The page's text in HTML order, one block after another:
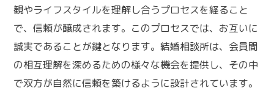
観やライフスタイルを理解し合うプロセスを経ること
で、信頼が醸成されます。このプロセスでは、お互いに
誠実であることが鍵となります。結婚相談所は、会員間
の相互理解を深めるための様々な機会を提供し、その中
で双方が自然に信頼を築けるように設計されています。